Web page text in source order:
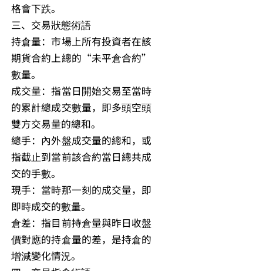
格會下跌。
三、交易狀態術語
持倉量：市場上所有投資者在該
期貨合約上總的“未平倉合約”
數量。
成交量：指當日開始交易至當時
的累計總成交數量，即多頭空頭
雙方交易量的總和。
總手：內外盤成交量的總和，或
指截止到當前該合約當日總共成
交的手數。
現手：當時那一刻的成交量，即
即時成交的數量。
倉差：指目前持倉量與昨日收盤
價對應的持倉量的差，是持倉的
增減變化情況。